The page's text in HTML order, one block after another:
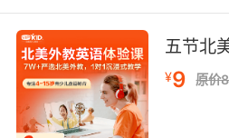
五节北
¥9 原价